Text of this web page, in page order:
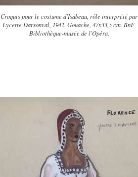
Croquis pour le costume d'Isabeau, rôle interprété par
Lycette Darsonval, 1942. Gouache, 47x33,5 cm. BnF-
Bibliothèque-musée de l'Opéra.